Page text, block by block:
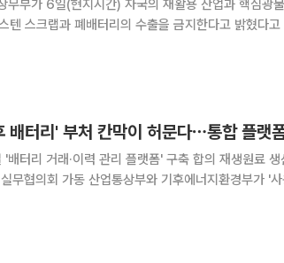
텐 스크랩과 폐배터리의 수출을 금지한다고 밝혔다고
번 명령은 이른바 블랙매스(배터리나 배터리
배터리' 부처 칸막이 허문다⋯통합 플랫
이력 관리 플랫폼' 구축 합의 재생원료 생산-사용 인증제
에너지환경부가 '사용후 배터리' 산
고, 재생원료 인증 제도를 연